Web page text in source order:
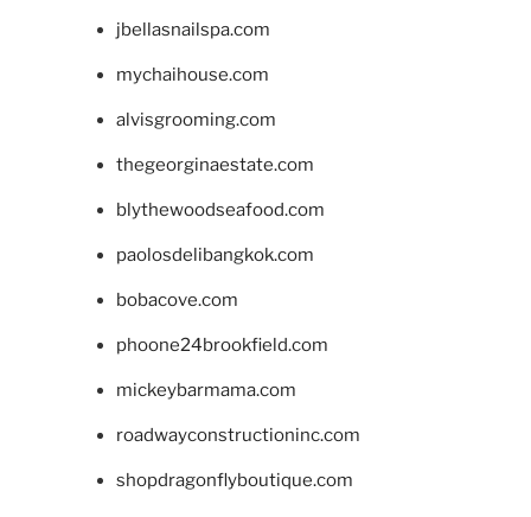
jbellasnailspa.com
mychaihouse.com
alvisgrooming.com
thegeorginaestate.com
blythewoodseafood.com
paolosdelibangkok.com
bobacove.com
phoone24brookfield.com
mickeybarmama.com
roadwayconstructioninc.com
shopdragonflyboutique.com